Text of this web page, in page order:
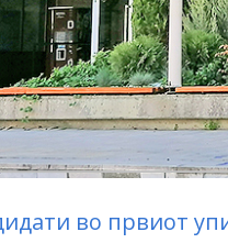
во првиот